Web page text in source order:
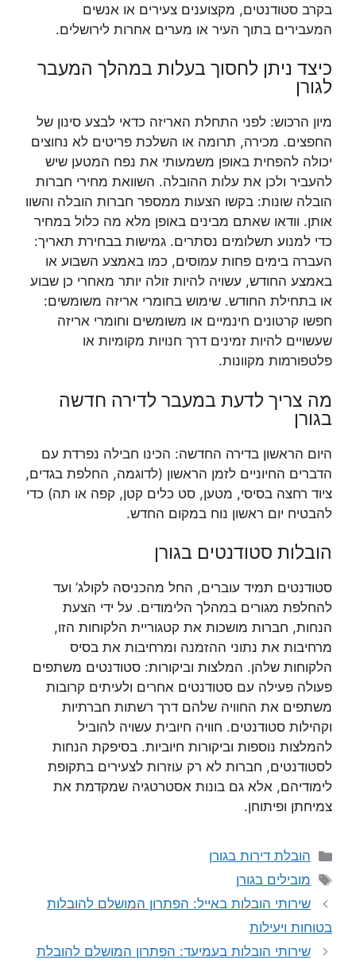
בקרב סטודנטים, מקצוענים צעירים או אנשים
המעבירים בתוך העיר או מערים אחרות לירושלים.
כיצד ניתן לחסוך בעלות במהלך המעבר
לגורן
מיון הרכוש: לפני התחלת האריזה כדאי לבצע סינון של
החפצים. מכירה, תרומה או השלכת פריטים לא נחוצים
יכולה להפחית באופן משמעותי את נפח המטען שיש
להעביר ולכן את עלות ההובלה. השוואת מחירי חברות
הובלה שונות: בקשו הצעות ממספר חברות הובלה והשוו
אותן. וודאו שאתם מבינים באופן מלא מה כלול במחיר
כדי למנוע תשלומים נסתרים. גמישות בבחירת תאריך:
העברה בימים פחות עמוסים, כמו באמצע השבוע או
באמצע החודש, עשויה להיות זולה יותר מאחרי כן שבוע
או בתחילת החודש. שימוש בחומרי אריזה משומשים:
חפשו קרטונים חינמיים או משומשים וחומרי אריזה
שעשויים להיות זמינים דרך חנויות מקומיות או
פלטפורמות מקוונות.
מה צריך לדעת במעבר לדירה חדשה
בגורן
היום הראשון בדירה החדשה: הכינו חבילה נפרדת עם
הדברים החיוניים לזמן הראשון (לדוגמה, החלפת בגדים,
ציוד רחצה בסיסי, מטען, סט כלים קטן, קפה או תה) כדי
להבטיח יום ראשון נוח במקום החדש.
הובלות סטודנטים בגורן
סטודנטים תמיד עוברים, החל מהכניסה לקולג’ ועד
להחלפת מגורים במהלך הלימודים. על ידי הצעת
הנחות, חברות מושכות את קטגוריית הלקוחות הזו,
מרחיבות את נתוני ההזמנה ומרחיבות את בסיס
הלקוחות שלהן. המלצות וביקורות: סטודנטים משתפים
פעולה פעילה עם סטודנטים אחרים ולעיתים קרובות
משתפים את החוויה שלהם דרך רשתות חברתיות
וקהילות סטודנטים. חוויה חיובית עשויה להוביל
להמלצות נוספות וביקורות חיוביות. בסיפקת הנחות
לסטודנטים, חברות לא רק עוזרות לצעירים בתקופת
לימודיהם, אלא גם בונות אסטרטגיה שמקדמת את
צמיחתן ופיתוחן.
קטגוריות
הובלת דירות בגורן
תגיות
מובילים בגורן
שירותי הובלות באייל: הפתרון המושלם להובלות
בטוחות ויעילות
שירותי הובלות בעמיעד: הפתרון המושלם להובלת